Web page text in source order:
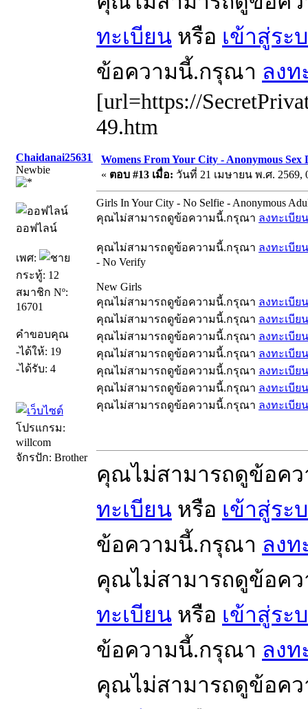
ทะเบียน หรือ เข้าสู่ระ
ข้อความนี้.กรุณา ลงท
[url=https://
49.htm
Chaidanai256317
Newbie
ออฟไลน์
เพศ:
กระทู้: 12
สมาชิก Nº:
16701
คำขอบคุณ
-ได้ให้: 19
-ได้รับ: 4
โปรแกรม:
willcom
จักรปัก: Brother
Womens From Your City - Anonymous Sex
« ตอบ #13 เมื่อ: วันที่ 21 เมษายน พ.ศ. 2569,
Girls In Your City - No Selfie - Anonymous
คุณไม่สามารถดูข้อความนี้.กรุณา ลงทะเบียน
คุณไม่สามารถดูข้อความนี้.กรุณา ลงทะเบียน
- No Verify
New Girls
คุณไม่สามารถดูข้อความนี้.กรุณา ลงทะเบียน
คุณไม่สามารถดูข้อความนี้.กรุณา ลงทะเบียน
คุณไม่สามารถดูข้อความนี้.กรุณา ลงทะเบียน
คุณไม่สามารถดูข้อความนี้.กรุณา ลงทะเบียน
คุณไม่สามารถดูข้อความนี้.กรุณา ลงทะเบียน
คุณไม่สามารถดูข้อความนี้.กรุณา ลงทะเบียน
คุณไม่สามารถดูข้อความนี้.กรุณา ลงทะเบียน
คุณไม่สามารถดูข้อค
ทะเบียน หรือ เข้าสู่ระ
ข้อความนี้.กรุณา ลงท
คุณไม่สามารถดูข้อค
ทะเบียน หรือ เข้าสู่ระ
ข้อความนี้.กรุณา ลงท
คุณไม่สามารถดูข้อค